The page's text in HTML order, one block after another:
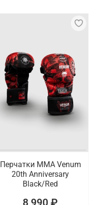
Перчатки ММА Venum
20th Anniversary
Black/Red
8 990 ₽